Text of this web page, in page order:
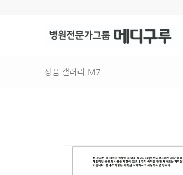
상품 갤러리-M7